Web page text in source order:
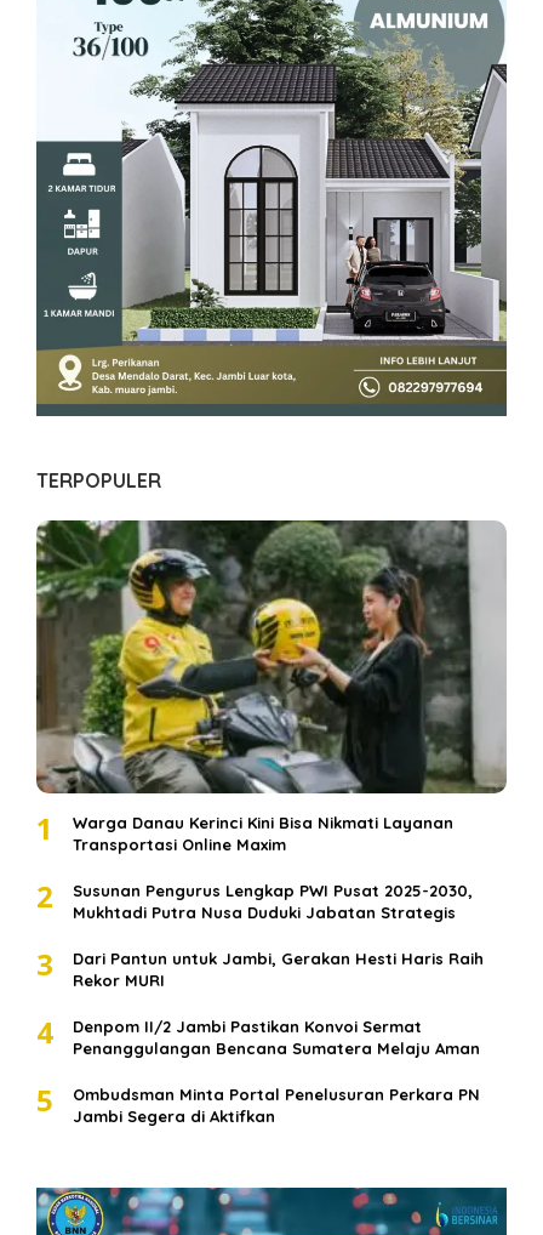
TERPOPULER
1
Warga Danau Kerinci Kini Bisa Nikmati Layanan
Transportasi Online Maxim
2
Susunan Pengurus Lengkap PWI Pusat 2025-2030,
Mukhtadi Putra Nusa Duduki Jabatan Strategis
3
Dari Pantun untuk Jambi, Gerakan Hesti Haris Raih
Rekor MURI
4
Denpom II/2 Jambi Pastikan Konvoi Sermat
Penanggulangan Bencana Sumatera Melaju Aman
5
Ombudsman Minta Portal Penelusuran Perkara PN
Jambi Segera di Aktifkan